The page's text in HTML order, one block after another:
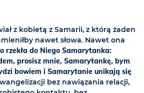
z kobietą z Samarii, z którą żaden
nawet słowa. Nawet ona
rzekła do Niego Samarytanka:
prosisz mnie, Samarytankę, bym
bowiem i Samarytanie unikają się
bez nawiązania relacji,